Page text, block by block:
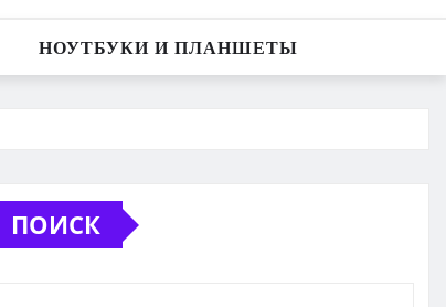
НОУТБУКИ И ПЛАНШЕТЫ
ПОИСК